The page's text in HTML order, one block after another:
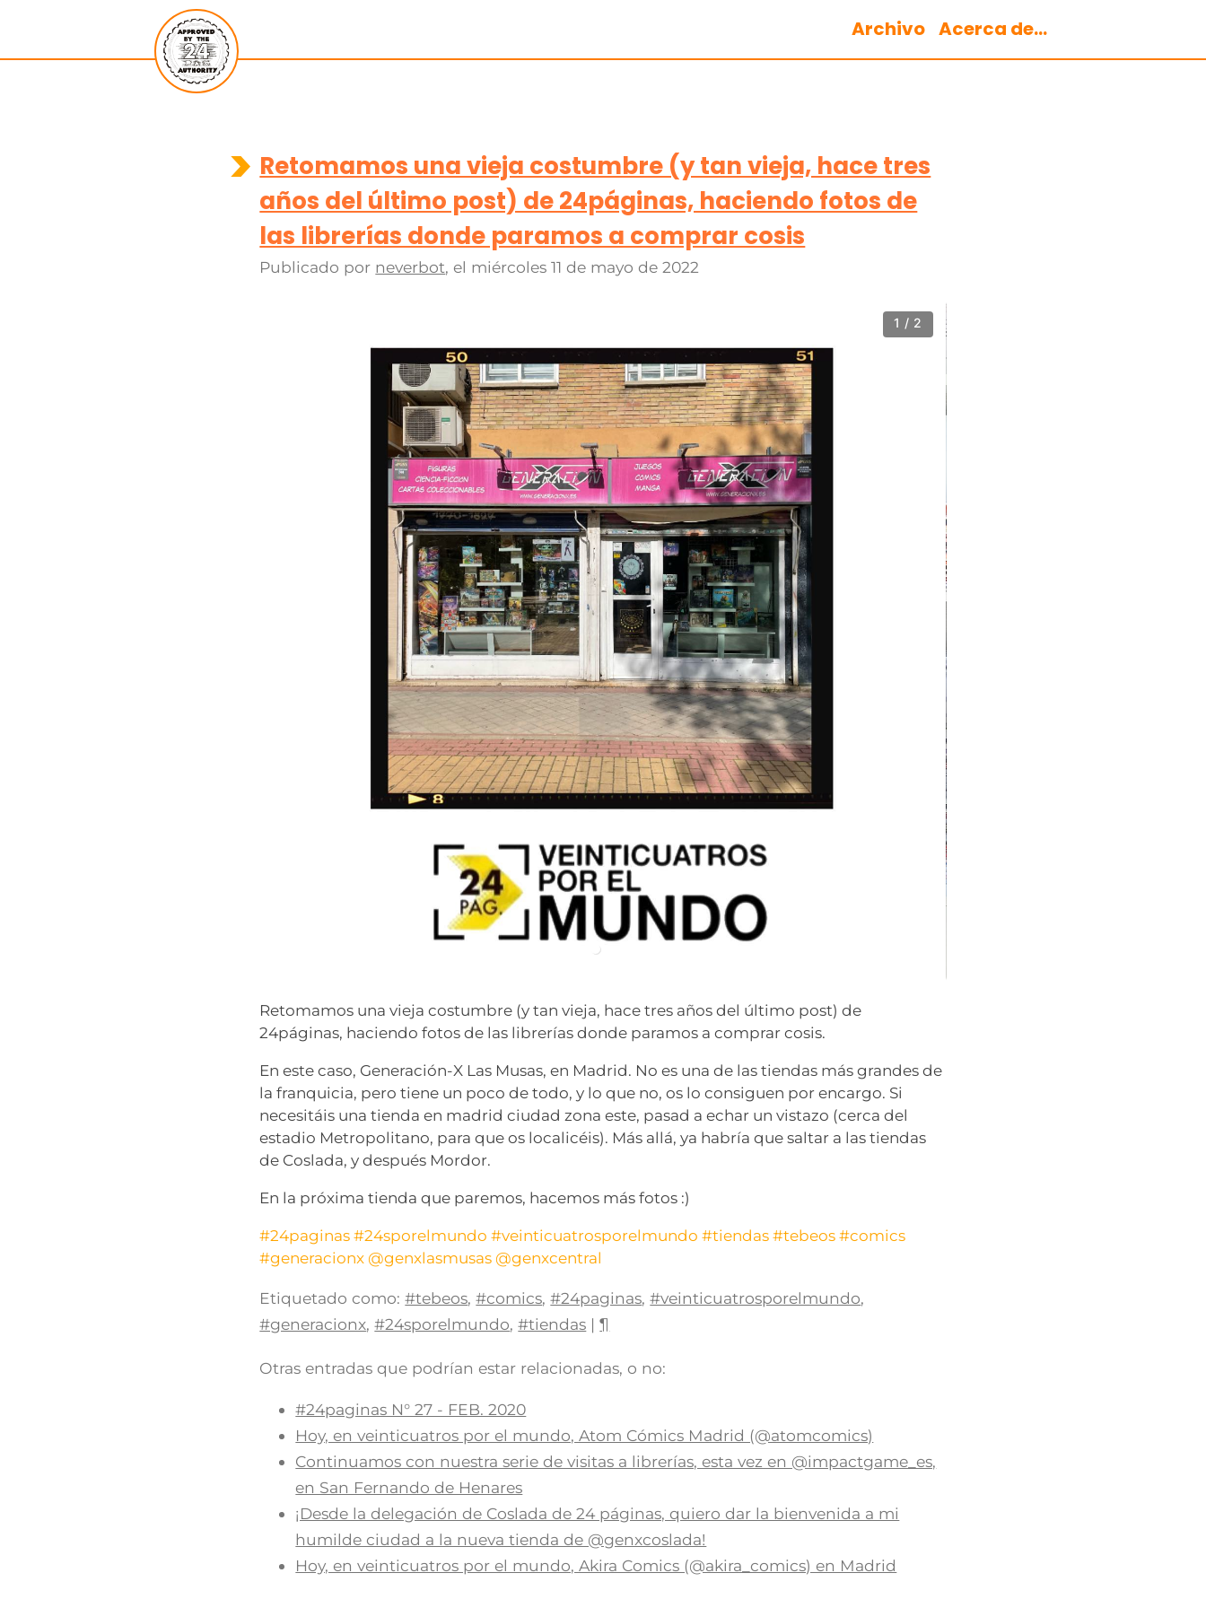
Archivo Acerca de...
Retomamos una vieja costumbre (y tan vieja, hace tres
años del último post) de 24páginas, haciendo fotos de
las librerías donde paramos a comprar cosis
Publicado por neverbot, el miércoles 11 de mayo de 2022
1 / 2
Retomamos una vieja costumbre (y tan vieja, hace tres años del último post) de
24páginas, haciendo fotos de las librerías donde paramos a comprar cosis.
En este caso, Generación-X Las Musas, en Madrid. No es una de las tiendas más grandes de
la franquicia, pero tiene un poco de todo, y lo que no, os lo consiguen por encargo. Si
necesitáis una tienda en madrid ciudad zona este, pasad a echar un vistazo (cerca del
estadio Metropolitano, para que os localicéis). Más allá, ya habría que saltar a las tiendas
de Coslada, y después Mordor.
En la próxima tienda que paremos, hacemos más fotos :)
#24paginas #24sporelmundo #veinticuatrosporelmundo #tiendas #tebeos #comics
#generacionx @genxlasmusas @genxcentral
Etiquetado como: #tebeos,#comics,#24paginas,#veinticuatrosporelmundo,
#generacionx,#24sporelmundo,#tiendas |¶
Otras entradas que podrían estar relacionadas, o no:
#24paginas N° 27 - FEB. 2020
Hoy, en veinticuatros por el mundo, Atom Cómics Madrid (@atomcomics)
Continuamos con nuestra serie de visitas a librerías, esta vez en @impactgame_es,
en San Fernando de Henares
¡Desde la delegación de Coslada de 24 páginas, quiero dar la bienvenida a mi
humilde ciudad a la nueva tienda de @genxcoslada!
Hoy, en veinticuatros por el mundo, Akira Comics (@akira_comics) en Madrid